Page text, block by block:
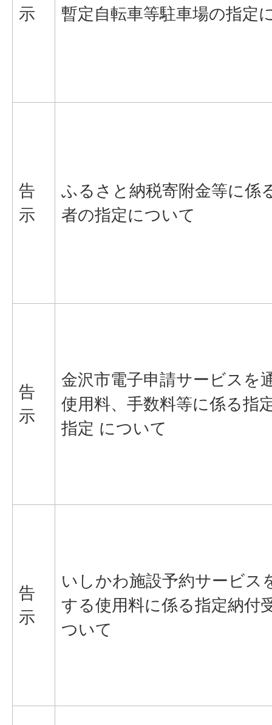
示
暫定自転車等駐車場の指定
告
示
ふるさと納税寄附金等に係
者の指定について
告
示
金沢市電子申請サービスを
使用料、手数料等に係る指
指定 について
告
示
いしかわ施設予約サービス
する使用料に係る指定納付
ついて